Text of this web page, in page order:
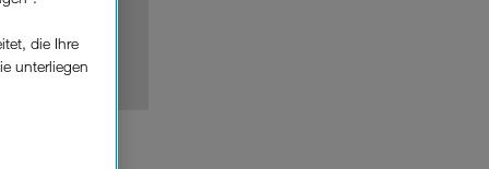
die Ihre
unterliegen